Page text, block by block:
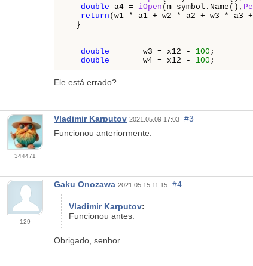
double a4 = iOpen (m_symbol.Name(),
return (w1 * a1 + w2 * a2 + w3 * a3
}
double w3 = x12 - 100 ;
double w4 = x12 - 100 ;
Ele está errado?
344471
Vladimir Karputov 2021.05.09 17:03
#3
Funcionou anteriormente.
129
Gaku Onozawa 2021.05.15 11:15 #4
Vladimir Karputov:
Funcionou antes.
Obrigado, senhor.